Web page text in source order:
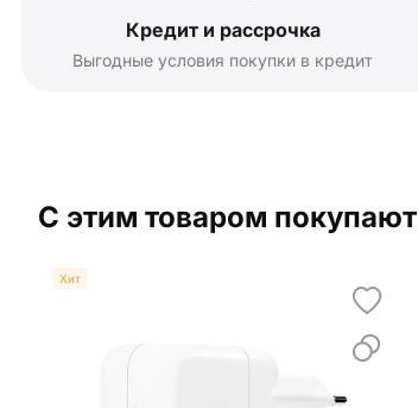
Кредит и рассрочка
Выгодные условия покупки в кредит
С этим товаром покупают
Хит